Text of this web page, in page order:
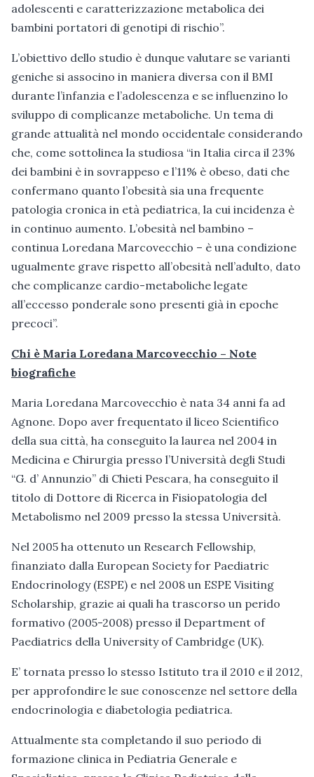
adolescenti e caratterizzazione metabolica dei
bambini portatori di genotipi di rischio”.
L’obiettivo dello studio è dunque valutare se varianti
geniche si associno in maniera diversa con il BMI
durante l’infanzia e l’adolescenza e se influenzino lo
sviluppo di complicanze metaboliche. Un tema di
grande attualità nel mondo occidentale considerando
che, come sottolinea la studiosa “in Italia circa il 23%
dei bambini è in sovrappeso e l’11% è obeso, dati che
confermano quanto l’obesità sia una frequente
patologia cronica in età pediatrica, la cui incidenza è
in continuo aumento. L’obesità nel bambino –
continua Loredana Marcovecchio – è una condizione
ugualmente grave rispetto all’obesità nell’adulto, dato
che complicanze cardio-metaboliche legate
all’eccesso ponderale sono presenti già in epoche
precoci”.
Chi è Maria Loredana Marcovecchio – Note
biografiche
Maria Loredana Marcovecchio è nata 34 anni fa ad
Agnone. Dopo aver frequentato il liceo Scientifico
della sua città, ha conseguito la laurea nel 2004 in
Medicina e Chirurgia presso l’Università degli Studi
“G. d’ Annunzio” di Chieti Pescara, ha conseguito il
titolo di Dottore di Ricerca in Fisiopatologia del
Metabolismo nel 2009 presso la stessa Università.
Nel 2005 ha ottenuto un Research Fellowship,
finanziato dalla European Society for Paediatric
Endocrinology (ESPE) e nel 2008 un ESPE Visiting
Scholarship, grazie ai quali ha trascorso un perido
formativo (2005-2008) presso il Department of
Paediatrics della University of Cambridge (UK).
E’ tornata presso lo stesso Istituto tra il 2010 e il 2012,
per approfondire le sue conoscenze nel settore della
endocrinologia e diabetologia pediatrica.
Attualmente sta completando il suo periodo di
formazione clinica in Pediatria Generale e